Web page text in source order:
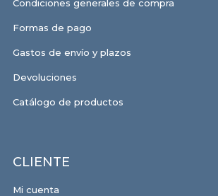
Condiciones generales de compra
Formas de pago
Gastos de envío y plazos
Devoluciones
Catálogo de productos
CLIENTE
Mi cuenta